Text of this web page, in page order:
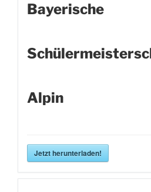
Bayerische
Alpin
Jetzt herunterladen!